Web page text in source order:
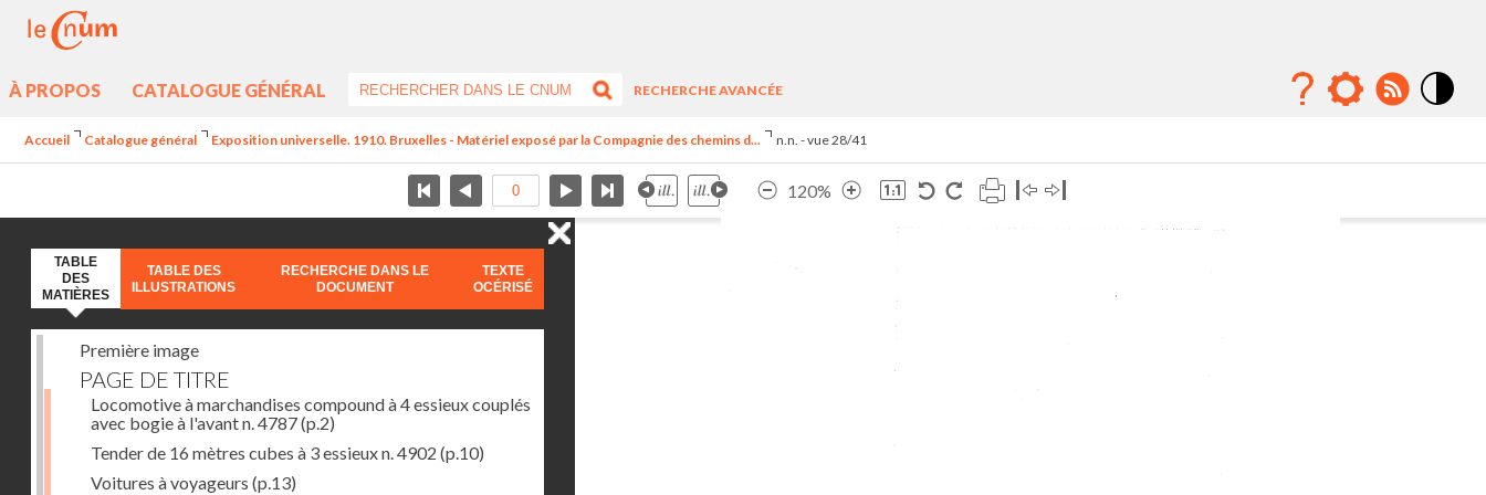
À PROPOS CATALOGUE GÉNÉRAL
RECHERCHE AVANCÉE
Accueil Catalogue général Exposition universelle. 1910. Bruxelles - Matériel exposé par la Compagnie des chemins d... n.n. - vue 28/41
120%
TABLE
DES
MATIÈRES
TABLE DES
ILLUSTRATIONS
RECHERCHE DANS LE
DOCUMENT
TEXTE
OCÉRISÉ
Première image
PAGE DE TITRE
Locomotive à marchandises compound à 4 essieux couplés
avec bogie à l'avant n. 4787(p.2)
Tender de 16 mètres cubes à 3 essieux n. 4902 (p.10)
Voitures à voyageurs (p.13)